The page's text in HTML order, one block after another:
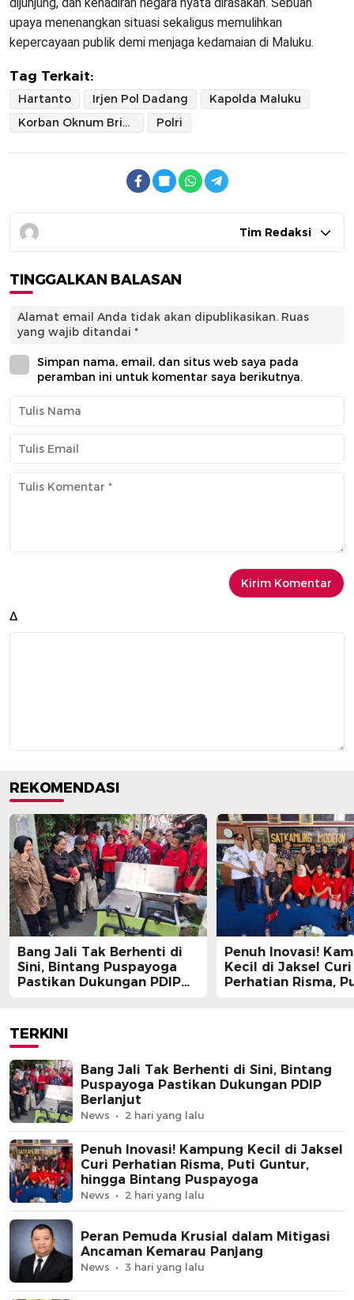
upaya menenangkan situasi sekaligus memulihkan
kepercayaan publik demi menjaga kedamaian di Maluku.
Tag Terkait:
Hartanto Irjen Pol Dadang
Kapolda Maluku
Korban Oknum Brimob Kota Tual
Polri
Tim Redaksi
TINGGALKAN BALASAN
Alamat email Anda tidak akan dipublikasikan. Ruas
yang wajib ditandai *
Simpan nama, email, dan situs web saya pada
peramban ini untuk komentar saya berikutnya.
Δ
REKOMENDASI
Bang Jali Tak Berhenti di
Sini, Bintang Puspayoga
Pastikan Dukungan PDIP
Penuh Inovasi!
Kecil di Jaksel Curi
Perhatian Risma,
TERKINI
Bang Jali Tak Berhenti di Sini, Bintang
Puspayoga Pastikan Dukungan PDIP
Berlanjut
News 2 hari yang lalu
Penuh Inovasi! Kampung Kecil di Jaksel
Curi Perhatian Risma, Puti Guntur,
hingga Bintang Puspayoga
News 2 hari yang lalu
Peran Pemuda Krusial dalam Mitigasi
Ancaman Kemarau Panjang
News 3 hari yang lalu